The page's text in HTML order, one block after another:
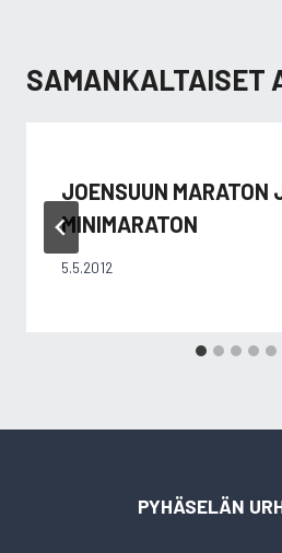
SAMANKALTAISET
JOENSUUN MARATON
MINIMARATON
5.5.2012
PYHÄSELÄN